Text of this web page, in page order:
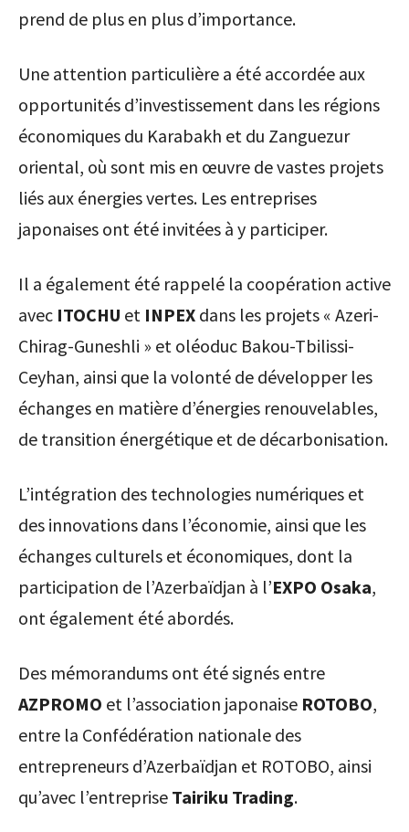
prend de plus en plus d’importance.
Une attention particulière a été accordée aux
opportunités d’investissement dans les régions
économiques du Karabakh et du Zanguezur
oriental, où sont mis en œuvre de vastes projets
liés aux énergies vertes. Les entreprises
japonaises ont été invitées à y participer.
Il a également été rappelé la coopération active
avec ITOCHU et INPEX dans les projets « Azeri-
Chirag-Guneshli » et oléoduc Bakou-Tbilissi-
Ceyhan, ainsi que la volonté de développer les
échanges en matière d’énergies renouvelables,
de transition énergétique et de décarbonisation.
L’intégration des technologies numériques et
des innovations dans l’économie, ainsi que les
échanges culturels et économiques, dont la
participation de l’Azerbaïdjan à l’EXPO Osaka,
ont également été abordés.
Des mémorandums ont été signés entre
AZPROMO et l’association japonaise ROTOBO,
entre la Confédération nationale des
entrepreneurs d’Azerbaïdjan et ROTOBO, ainsi
qu’avec l’entreprise Tairiku Trading.